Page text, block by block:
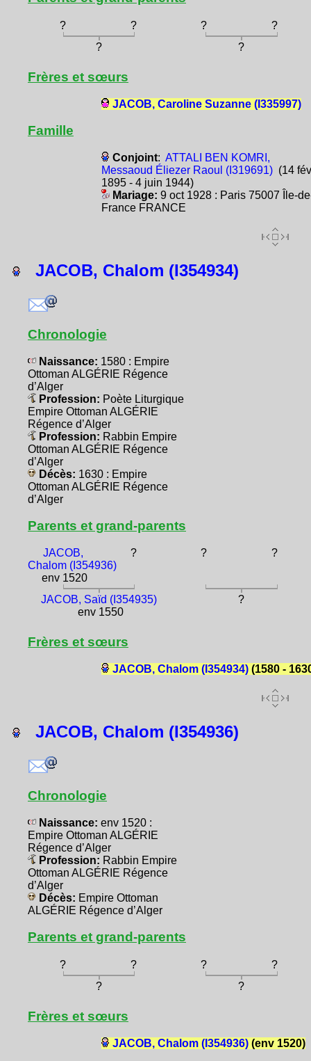
? ? ?
?
?
?
Frères et sœurs
JACOB, Caroline Suzanne (I335997)
Famille
Conjoint: ATTALI BEN KOMRI,
Messaoud Éliezer Raoul (I319691)(14 fév
1895 - 4 juin 1944)
Mariage: 9 oct 1928 : Paris 75007 Île-
France FRANCE
JACOB, Chalom (I354934)
Chronologie
Naissance: 1580 : Empire
Ottoman ALGÉRIE Régence
d’Alger
Profession: Poète Liturgique
Empire Ottoman ALGÉRIE
Régence d’Alger
Profession: Rabbin Empire
Ottoman ALGÉRIE Régence
d’Alger
Décès: 1630 : Empire
Ottoman ALGÉRIE Régence
d’Alger
Parents et grand-parents
JACOB,
Chalom (I354936)
env 1520
? ? ?
JACOB, Saïd (I354935)
env 1550
?
Frères et sœurs
JACOB, Chalom (I354934)(1580 -
JACOB, Chalom (I354936)
Chronologie
Naissance: env 1520 :
Empire Ottoman ALGÉRIE
Régence d’Alger
Profession: Rabbin Empire
Ottoman ALGÉRIE Régence
d’Alger
Décès: Empire Ottoman
ALGÉRIE Régence d’Alger
Parents et grand-parents
? ? ?
?
?
?
Frères et sœurs
JACOB, Chalom (I354936)(env 1520)